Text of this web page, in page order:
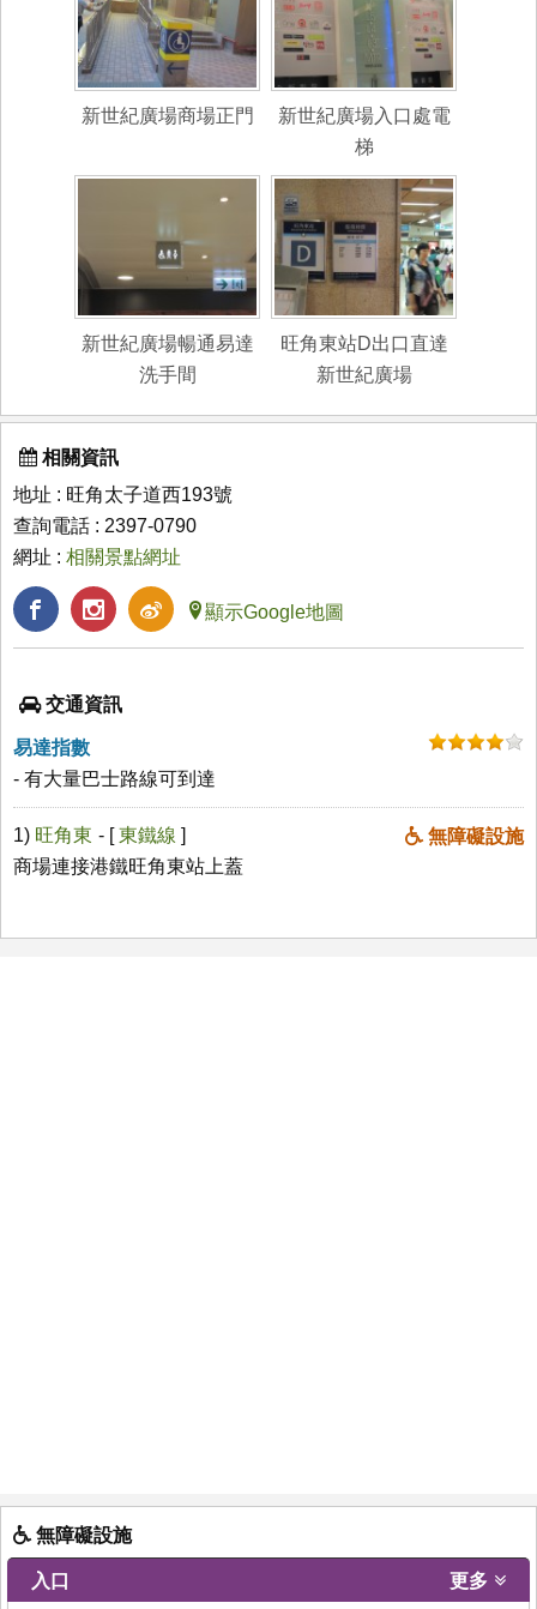
新世紀廣場商場正門
新世紀廣場入口處電
梯
新世紀廣場暢通易達
洗手間
旺角東站D出口直達
新世紀廣場
相關資訊
地址 : 旺角太子道西193號
查詢電話 : 2397-0790
網址 : 相關景點網址
顯示Google地圖
交通資訊
易達指數
- 有大量巴士路線可到達
1) 旺角東 無障礙設施
- [東鐵線 ]
商場連接港鐵旺角東站上蓋
無障礙設施
入口 更多